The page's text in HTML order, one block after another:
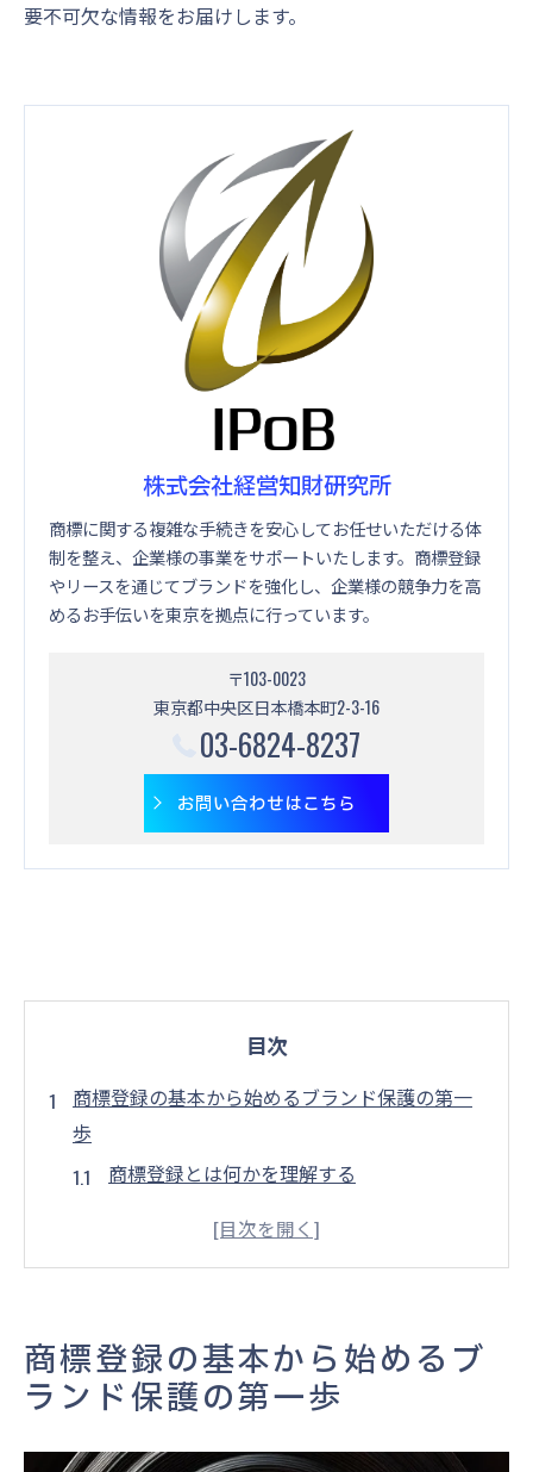
要不可欠な情報をお届けします。
株式会社経営知財研究所
商標に関する複雑な手続きを安心してお任せいただける体
制を整え、企業様の事業をサポートいたします。商標登録
やリースを通じてブランドを強化し、企業様の競争力を高
めるお手伝いを東京を拠点に行っています。
〒103-0023
東京都中央区日本橋本町2-3-16
03-6824-8237
お問い合わせはこちら
目次
商標登録の基本から始めるブランド保護の第一
歩
商標登録とは何かを理解する
商標の重要性とブランド保護の関係
成功するための商標登録戦略
商標選定で失敗しないための重要ポイント
商標選定時に考慮すべき要素
商標登録の基本から始めるブ
ランド保護の第一歩